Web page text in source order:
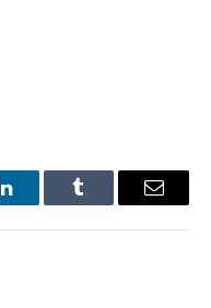
LinkedInTumblr
E-